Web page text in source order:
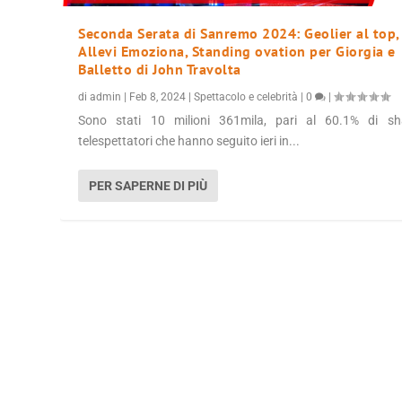
Seconda Serata di Sanremo 2024: Geolier al top,
Allevi Emoziona, Standing ovation per Giorgia e
Balletto di John Travolta
diadmin Feb 8, 2024 |Spettacolo e celebrità |0 |
Sono stati 10 milioni 361mila, pari al 60.1% di
telespettatori che hanno seguito ieri in...
PER SAPERNE DI PIÙ